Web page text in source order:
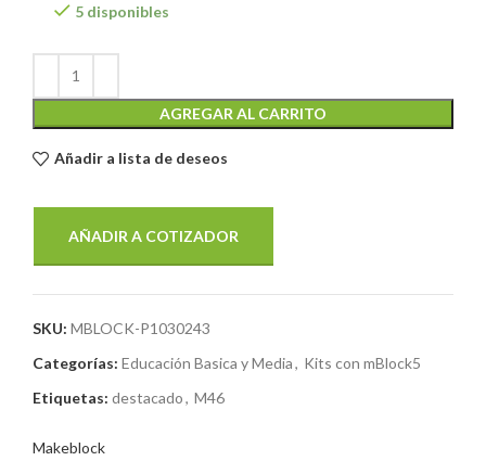
5 disponibles
AGREGAR AL CARRITO
Añadir a lista de deseos
AÑADIR A COTIZADOR
SKU: MBLOCK-P1030243
Categorías: Educación Basica y Media, Kits con mBlock5
Etiquetas: destacado, M46
Makeblock